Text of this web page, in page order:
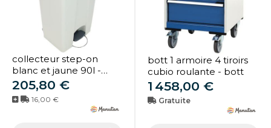
collecteur step-on
blanc et jaune 90l -
manutan
205,80 €
16,00 €
bott 1 armoire 4 tiroirs
cubio roulante - bott
1 458,00 €
Gratuite